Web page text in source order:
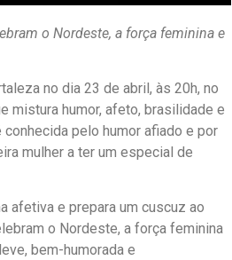
o Nordeste, a força feminina e
no dia 23 de abril, às 20h, no
mistura humor, afeto, brasilidade e
pelo humor afiado e por
mulher a ter um especial de
afetiva e prepara um cuscuz ao
o Nordeste, a força feminina
bem-humorada e